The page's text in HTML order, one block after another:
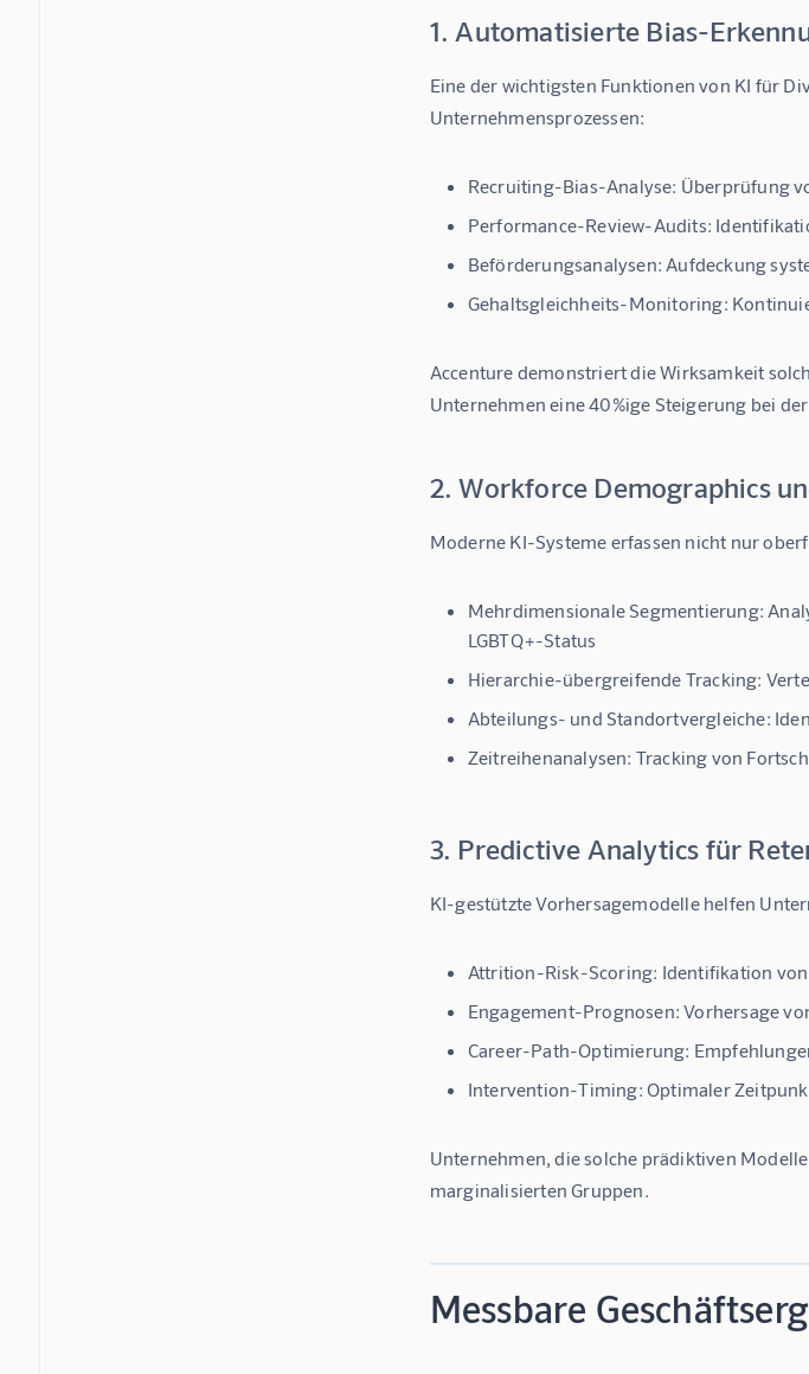
1. Automatisierte Bias-
Eine der wichtigsten Funktionen von KI für
Unternehmensprozessen:
Recruiting-Bias-Analyse: Überprüfung
Performance-Review-Audits:
Beförderungsanalysen: Aufdeckung
Gehaltsgleichheits-Monitoring:
Accenture demonstriert die Wirksamkeit
Unternehmen eine 40%ige Steigerung bei
2. Workforce Demographics
Moderne KI-Systeme erfassen nicht nur
Mehrdimensionale Segmentierung:
LGBTQ+-Status
Hierarchie-übergreifende Tracking:
Abteilungs- und Standortvergleiche:
Zeitreihenanalysen: Tracking von
3. Predictive Analytics für
KI-gestützte Vorhersagemodelle helfen
Attrition-Risk-Scoring: Identifikation
Engagement-Prognosen: Vorhersage
Career-Path-Optimierung:
Intervention-Timing: Optimaler
Unternehmen, die solche prädiktiven
marginalisierten Gruppen.
Messbare